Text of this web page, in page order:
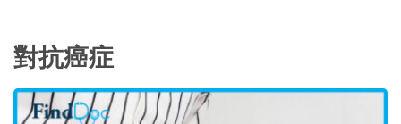
對抗癌症